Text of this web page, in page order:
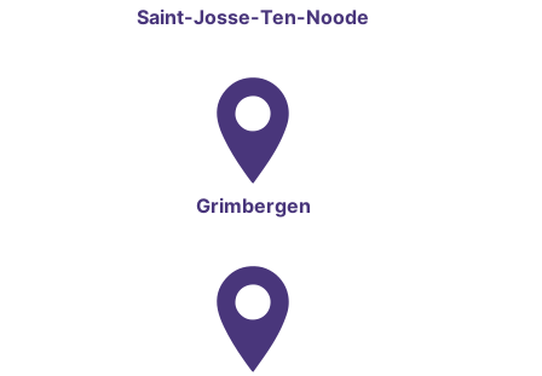
Saint-Josse-Ten-Noode
Grimbergen